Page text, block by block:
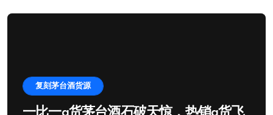
复刻茅台酒货源